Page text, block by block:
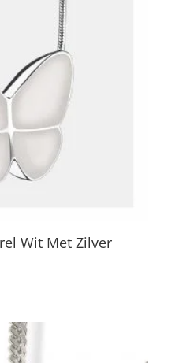
Wit Met Zilver